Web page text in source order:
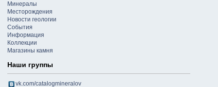
Минералы
Месторождения
Новости геологии
События
Информация
Коллекции
Магазины камня
Наши группы
vk.com/catalogmineralov